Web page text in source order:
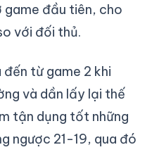
game đầu tiên, cho
với đối thủ.
từ game 2 khi
và dần lấy lại thế
tận dụng tốt những
ngược 21-19, qua đó